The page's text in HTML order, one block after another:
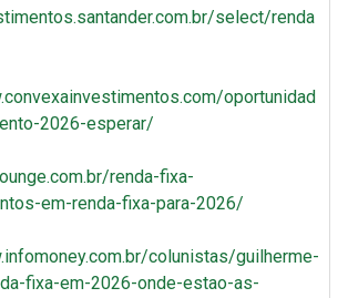
select/renda
oportunidad
2026-esperar/
renda-fixa-
em-renda-fixa-para-2026/
colunistas/guilherme-
fixa-em-2026-onde-estao-as-